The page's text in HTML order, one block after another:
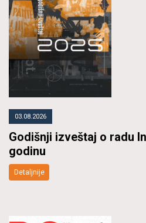
03.08.2026
Godišnji izveštaj o radu
godinu
Detaljnije